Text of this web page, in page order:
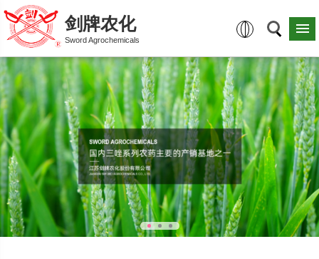
剑牌农化
Sword Agrochemicals